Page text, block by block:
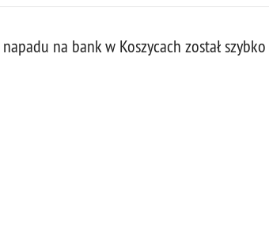
na bank w Koszycach został